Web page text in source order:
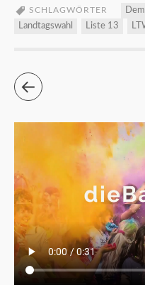
SCHLAGWÖRTER
Landtagswahl
Liste 13